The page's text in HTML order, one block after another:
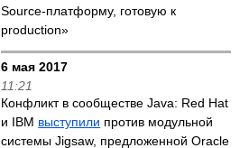
Source-платформу, готовую к
production»
6 мая 2017
11:21
Конфликт в сообществе Java: Red Hat
и IBM выступили против модульной
системы Jigsaw, предложенной Oracle